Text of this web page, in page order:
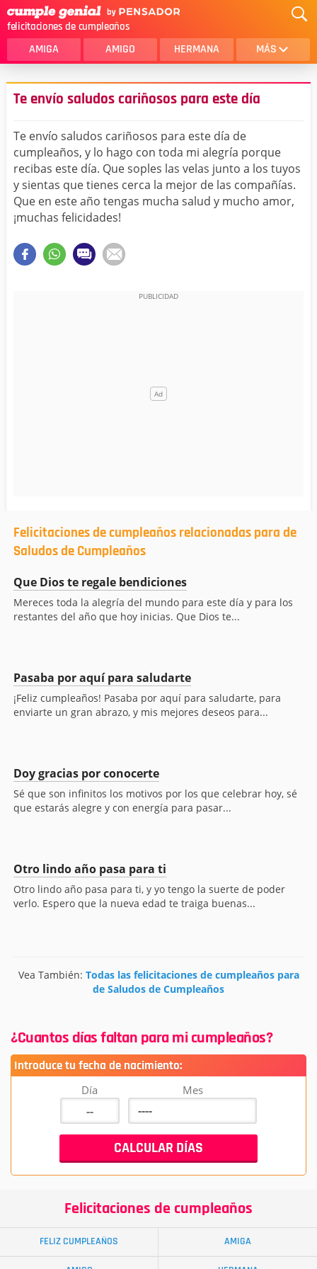
felicitaciones de cumpleaños
AMIGA AMIGO HERMANA MÁS
MAMA
AMOR
SOBRINA
HIJA
HERMANO
HIJO
NOVIA
ESPOSO
PAPA
TIA
Te envío saludos cariñosos para este día
Te envío saludos cariñosos para este día de
cumpleaños, y lo hago con toda mi alegría porque
recibas este día. Que soples las velas junto a los tuyos
y sientas que tienes cerca la mejor de las compañías.
Que en este año tengas mucha salud y mucho amor,
¡muchas felicidades!
Felicitaciones de cumpleaños relacionadas para de
Saludos de Cumpleaños
Que Dios te regale bendiciones
Mereces toda la alegría del mundo para este día y para los
restantes del año que hoy inicias. Que Dios te...
Pasaba por aquí para saludarte
¡Feliz cumpleaños! Pasaba por aquí para saludarte, para
enviarte un gran abrazo, y mis mejores deseos para...
Doy gracias por conocerte
Sé que son infinitos los motivos por los que celebrar hoy, sé
que estarás alegre y con energía para pasar...
Otro lindo año pasa para ti
Otro lindo año pasa para ti, y yo tengo la suerte de poder
verlo. Espero que la nueva edad te traiga buenas...
Vea También: Todas las felicitaciones de cumpleaños para
de Saludos de Cumpleaños
¿Cuantos días faltan para mi cumpleaños?
Introduce tu fecha de nacimiento:
Día Mes
Felicitaciones de cumpleaños
FELIZ CUMPLEAÑOS AMIGA